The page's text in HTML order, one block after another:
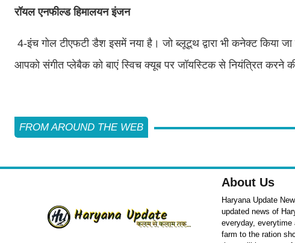
रॉयल एनफील्ड हिमालयन इंजन
4-इंच गोल टीएफटी डैश इसमें नया है। जो ब्लूटूथ द्वारा भी कनेक्ट
आपको संगीत प्लेबैक को बाएं स्विच क्यूब पर जॉयस्टिक से नियंत्रित करने
FROM AROUND THE WEB
About Us
Haryana Update
updated news of
everyday,
farm to the ration